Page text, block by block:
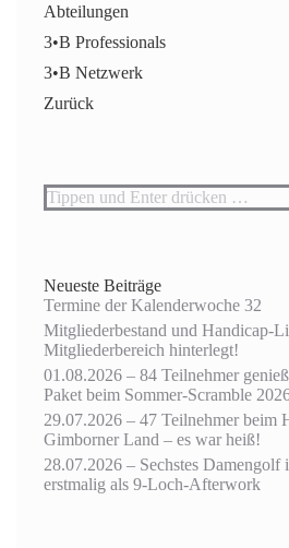
Abteilungen
3•B Professionals
3•B Netzwerk
Zurück
Search:
Neueste Beiträge
Termine der Kalenderwoche 32
Mitgliederbestand und Handicap-
Mitgliederbereich hinterlegt!
01.08.2026 – 84 Teilnehmer
Paket beim Sommer-Scramble
29.07.2026 – 47 Teilnehmer beim
Gimborner Land – es war heiß!
28.07.2026 – Sechstes Damengolf
erstmalig als 9-Loch-Afterwork